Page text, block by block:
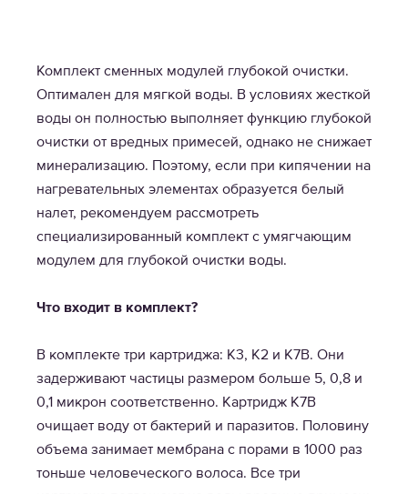
Комплект сменных модулей глубокой очистки.
Оптимален для мягкой воды. В условиях жесткой
воды он полностью выполняет функцию глубокой
очистки от вредных примесей, однако не снижает
минерализацию. Поэтому, если при кипячении на
нагревательных элементах образуется белый
налет, рекомендуем рассмотреть
специализированный комплект с умягчающим
модулем для глубокой очистки воды.
Что входит в комплект?
В комплекте три картриджа: K3, K2 и K7B. Они
задерживают частицы размером больше 5, 0,8 и
0,1 микрон соответственно. Картридж K7B
очищает воду от бактерий и паразитов. Половину
объема занимает мембрана с порами в 1000 раз
тоньше человеческого волоса. Все три